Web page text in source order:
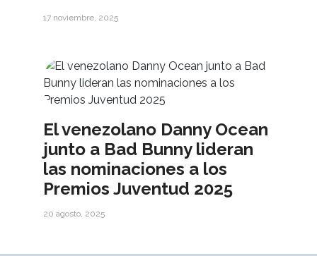
17 noviembre, 2025
El venezolano Danny Ocean
junto a Bad Bunny lideran
las nominaciones a los
Premios Juventud 2025
20 agosto, 2025